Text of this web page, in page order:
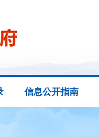
信息公开指南